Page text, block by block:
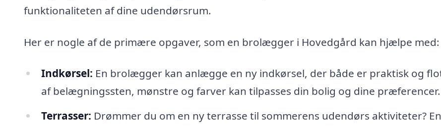
funktionaliteten af dine udendørsrum.
Her er nogle af de primære opgaver, som en brolægger i Hovedgård kan hjælpe med:
Indkørsel: En brolægger kan anlægge en ny indkørsel, der både er praktisk og
af belægningssten, mønstre og farver kan tilpasses din bolig og dine præferencer.
Terrasser: Drømmer du om en ny terrasse til sommerens udendørs aktiviteter? En